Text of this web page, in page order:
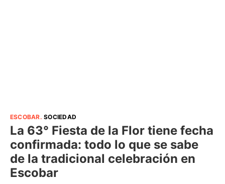
ESCOBAR.SOCIEDAD
La 63° Fiesta de la Flor tiene fecha
confirmada: todo lo que se sabe
de la tradicional celebración en
Escobar